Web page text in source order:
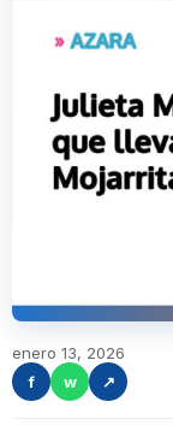
enero 13, 2026
f
w ↗